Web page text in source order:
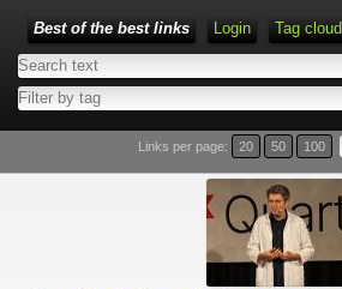
Best of the best links Login Tag cloud
Links per page: 20 50 100